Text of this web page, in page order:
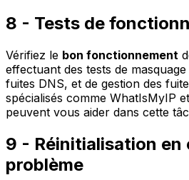
8 - Tests de
Vérifiez le bon fonctionnement
effectuant des tests de
fuites DNS, et de gestion des
spécialisés comme WhatIsMyIP et
peuvent vous aider dans cette
9 - Réinitialisation en
problème